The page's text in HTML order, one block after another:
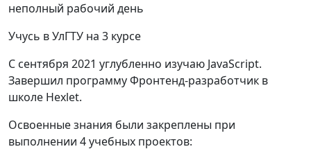
неполный рабочий день
Учусь в УлГТУ на 3 курсе
С сентября 2021 углубленно изучаю JavaScript.
Завершил программу Фронтенд-разработчик в
школе Hexlet.
Освоенные знания были закреплены при
выполнении 4 учебных проектов: